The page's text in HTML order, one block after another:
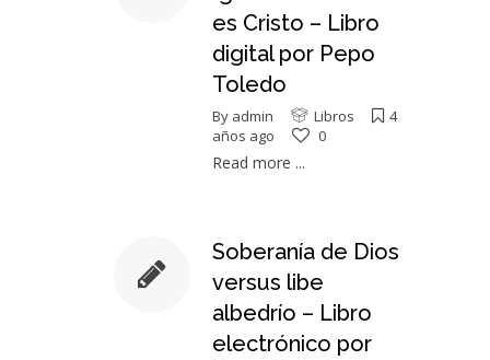
es Cristo – Libro
digital por Pepo
Toledo
By admin Libros
4
años ago
0
Read more ...
Soberanía de Dios
versus libe
albedrío – Libro
electrónico por